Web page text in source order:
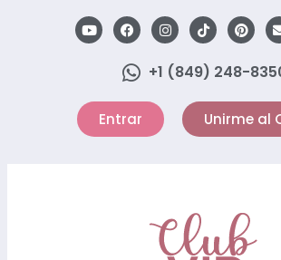
+1 (849) 248-
Entrar Unirme al